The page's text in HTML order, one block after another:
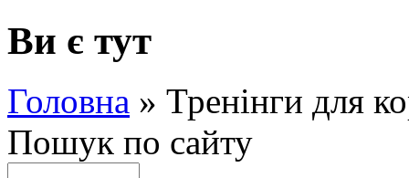
Ви є тут
Головна » Тренінги для
Пошук по сайту